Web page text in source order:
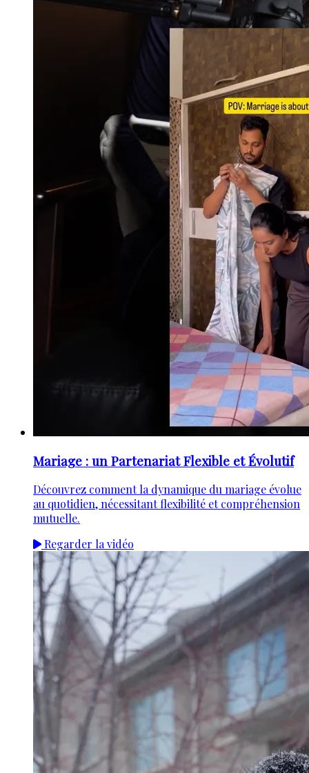
Mariage : un Partenariat Flexible et Évolutif
Découvrez comment la dynamique du mariage évolue
au quotidien, nécessitant flexibilité et compréhension
mutuelle.
Regarder la vidéo